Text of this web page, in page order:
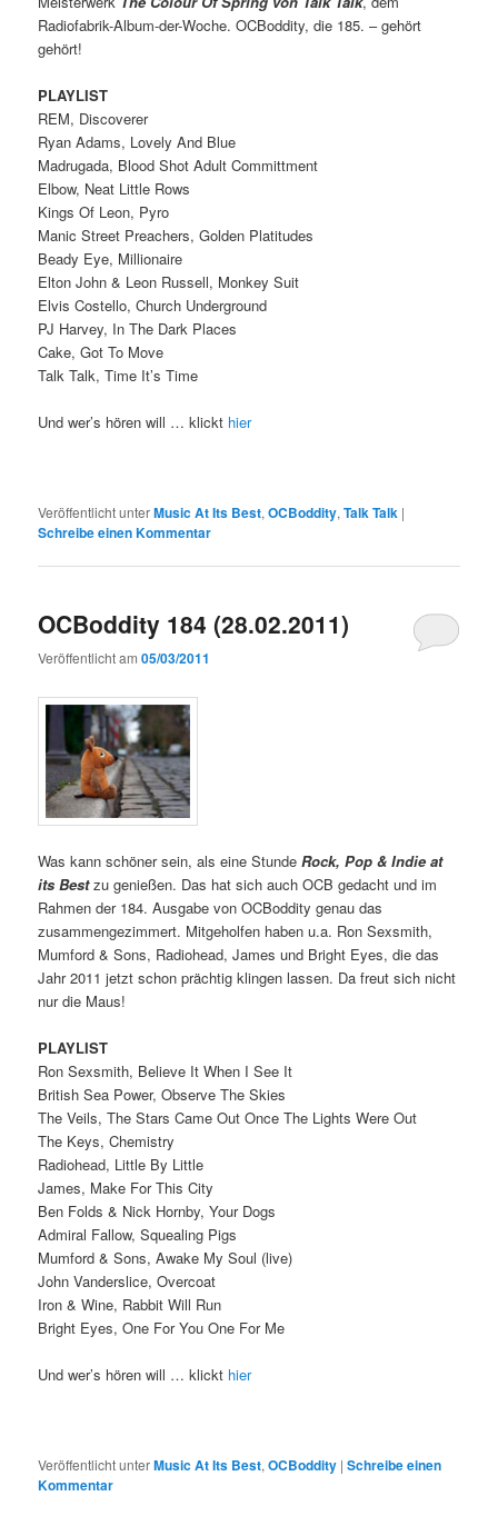
Radiofabrik-Album-der-Woche. OCBoddity, die 185. – gehört
gehört!
PLAYLIST
REM, Discoverer
Ryan Adams, Lovely And Blue
Madrugada, Blood Shot Adult Committment
Elbow, Neat Little Rows
Kings Of Leon, Pyro
Manic Street Preachers, Golden Platitudes
Beady Eye, Millionaire
Elton John & Leon Russell, Monkey Suit
Elvis Costello, Church Underground
PJ Harvey, In The Dark Places
Cake, Got To Move
Talk Talk, Time It’s Time
Und wer’s hören will … klickt hier
Veröffentlicht unterMusic At Its Best,OCBoddity,Talk Talk |
Schreibe einen Kommentar
OCBoddity 184 (28.02.2011)
Veröffentlicht am05/03/2011
Was kann schöner sein, als eine StundeRock, Pop & Indie at
its Bestzu genießen. Das hat sich auch OCB gedacht und im
Rahmen der 184. Ausgabe von OCBoddity genau das
zusammengezimmert. Mitgeholfen haben u.a. Ron Sexsmith,
Mumford & Sons, Radiohead, James und Bright Eyes, die das
Jahr 2011 jetzt schon prächtig klingen lassen. Da freut sich nicht
nur die Maus!
PLAYLIST
Ron Sexsmith, Believe It When I See It
British Sea Power, Observe The Skies
The Veils, The Stars Came Out Once The Lights Were Out
The Keys, Chemistry
Radiohead, Little By Little
James, Make For This City
Ben Folds & Nick Hornby, Your Dogs
Admiral Fallow, Squealing Pigs
Mumford & Sons, Awake My Soul (live)
John Vanderslice, Overcoat
Iron & Wine, Rabbit Will Run
Bright Eyes, One For You One For Me
Und wer’s hören will … klickt hier
Veröffentlicht unterMusic At Its Best,OCBoddity |Schreibe einen
Kommentar